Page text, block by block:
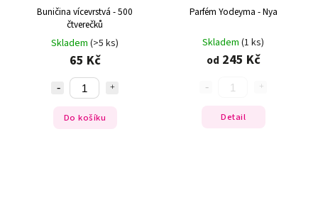
Buničina vícevrstvá - 500
čtverečků
Skladem (>5 ks)
65 Kč
Do košíku
Parfém Yodeyma - Nya
Skladem (1 ks)
od 245 Kč
Detail